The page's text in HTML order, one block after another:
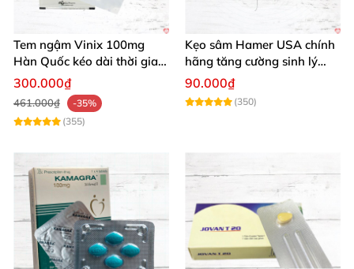
Tem ngậm Vinix 100mg
Hàn Quốc kéo dài thời gian
tăng cường sinh lý nam
300.000₫
461.000₫
-35%
(355)
Kẹo sâm Hamer USA chính
hãng tăng cường sinh lý
mạnh mẽ kéo dài
90.000₫
(350)